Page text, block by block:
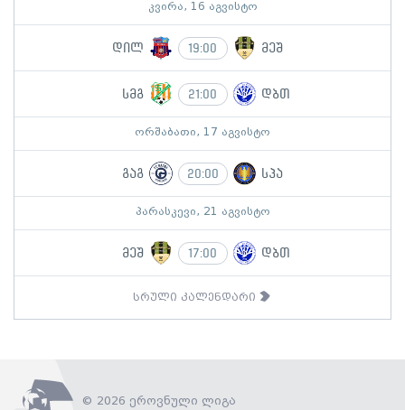
კვირა, 16 აგვისტო
დილ 19:00 მეშ
სმგ 21:00 დბთ
ორშაბათი, 17 აგვისტო
გაგ 20:00 სპა
პარასკევი, 21 აგვისტო
მეშ 17:00 დბთ
სრული კალენდარი
© 2026 ეროვნული ლიგა